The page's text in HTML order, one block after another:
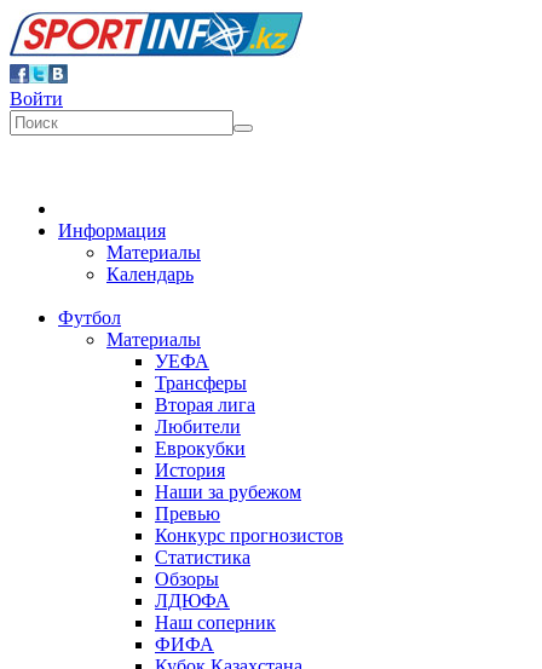
Войти
Информация
Материалы
Календарь
Футбол
Материалы
УЕФА
Трансферы
Вторая лига
Любители
Еврокубки
История
Наши за рубежом
Превью
Конкурс прогнозистов
Статистика
Обзоры
ЛДЮФА
Наш соперник
ФИФА